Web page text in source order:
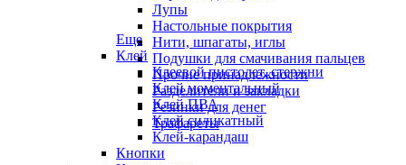
Лупы
Настольные покрытия
Нити, шпагаты, иглы
Подушки для смачивания пальцев
Прочие принадлежности
Разделители и закладки
Резинки для денег
Трафареты
Еще
Клей
Клеевой пистолет, стержни
Клей моментальный
Клей ПВА
Клей силикатный
Клей-карандаш
Кнопки